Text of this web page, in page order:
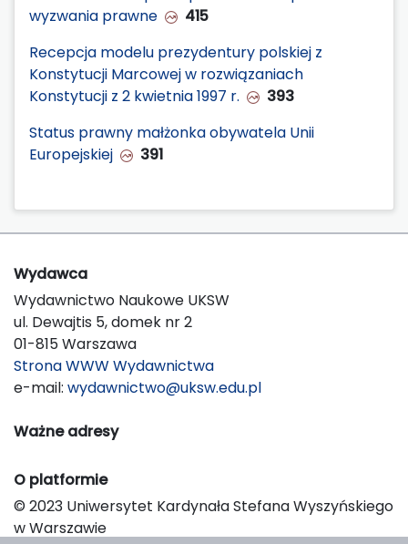
wyzwania prawne
415
Recepcja modelu prezydentury polskiej z
Konstytucji Marcowej w rozwiązaniach
Konstytucji z 2 kwietnia 1997 r.
393
Status prawny małżonka obywatela Unii
Europejskiej
391
Wydawca
Wydawnictwo Naukowe UKSW
ul. Dewajtis 5, domek nr 2
01-815 Warszawa
Strona WWW Wydawnictwa
e-mail: wydawnictwo@uksw.edu.pl
Ważne adresy
O platformie
© 2023 Uniwersytet Kardynała Stefana Wyszyńskiego
w Warszawie